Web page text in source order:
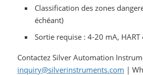
Classification des zones
échéant)
Sortie requise : 4-20 mA, HART
Contactez Silver Automation
inquiry@silverinstruments.com |